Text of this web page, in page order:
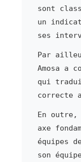
sont
un
ses
Par
Amosa a
qui
correcte
En outre,
axe
équipes
son